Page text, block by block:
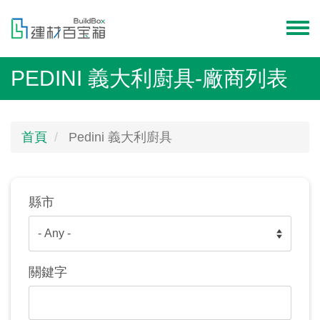
內
容
menu
PEDINI 義大利廚具-廠商列表
首頁 Pedini 義大利廚具
縣市
關鍵字